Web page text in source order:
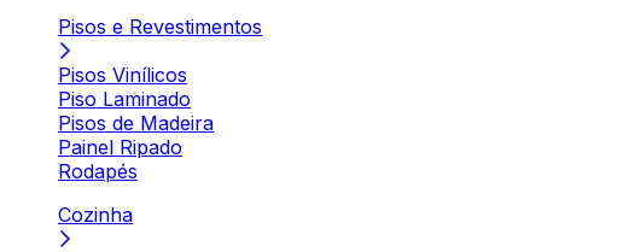
Pisos e Revestimentos
Pisos Vinílicos
Piso Laminado
Pisos de Madeira
Painel Ripado
Rodapés
Cozinha